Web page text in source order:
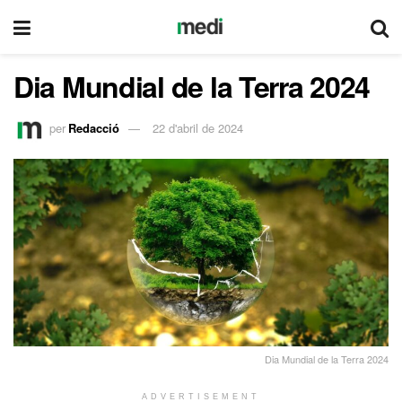
Dia Mundial de la Terra 2024
per Redacció 22 d'abril de 2024
Dia Mundial de la Terra 2024
ADVERTISEMENT